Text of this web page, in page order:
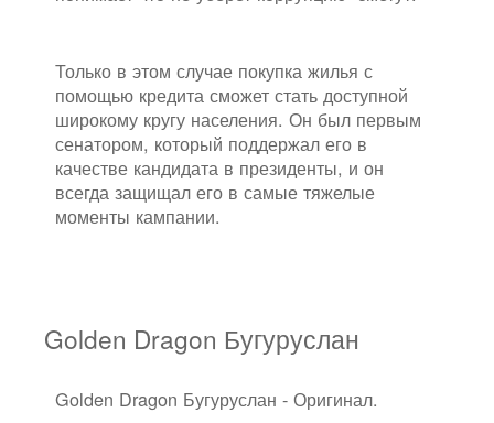
Только в этом случае покупка жилья с
помощью кредита сможет стать доступной
широкому кругу населения. Он был первым
сенатором, который поддержал его в
качестве кандидата в президенты, и он
всегда защищал его в самые тяжелые
моменты кампании.
Golden Dragon Бугуруслан
Golden Dragon Бугуруслан - Оригинал.